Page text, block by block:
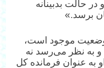
تومان و در حالت بدبینانه
موجود است،
و به نظر می‌رسد نه
به عنوان فرمانده کل